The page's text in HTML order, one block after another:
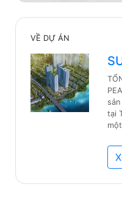
VỀ DỰ ÁN
tại